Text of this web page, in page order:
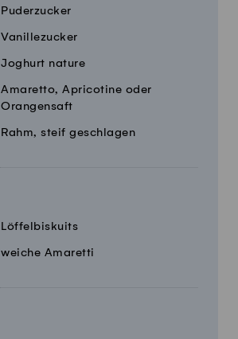
Puderzucker
Vanillezucker
Joghurt nature
Amaretto, Apricotine oder
Orangensaft
Rahm, steif geschlagen
Löffelbiskuits
weiche Amaretti